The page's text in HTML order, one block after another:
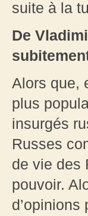
suite à la
De
Alors que,
plus
insurgés
Russes
de vie des
pouvoir.